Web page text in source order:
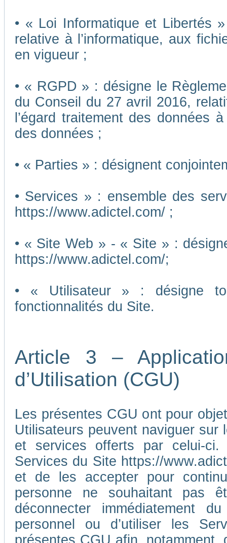
• « Loi Informatique et Libertés
relative à l’informatique, aux
en vigueur ;
• « RGPD » : désigne le
du Conseil du 27 avril 2016,
l’égard traitement des données
des données ;
• « Parties » : désignent
• Services » : ensemble des
https://www.adictel.com/ ;
• « Site Web » - « Site » :
https://www.adictel.com/;
• « Utilisateur » : désigne
fonctionnalités du Site.
Article 3 –
d’Utilisation (CGU)
Les présentes CGU ont pour
Utilisateurs peuvent naviguer
et services offerts par celui-ci.
Services du Site https://
et de les accepter pour
personne ne souhaitant pas
déconnecter immédiatement
personnel ou d’utiliser les
présentes CGU afin,